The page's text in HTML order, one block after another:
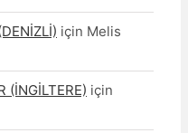
için Melis
(İNGİLTERE) için